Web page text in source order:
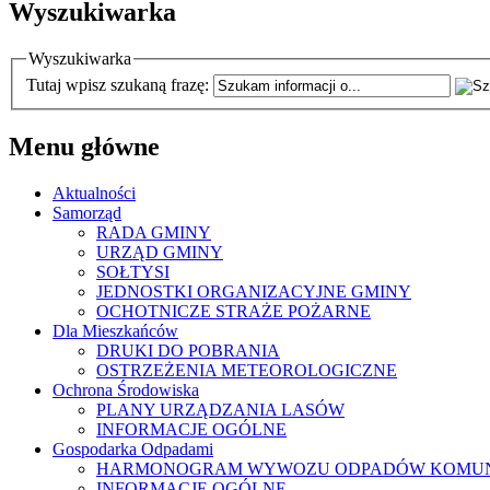
Wyszukiwarka
Wyszukiwarka
Tutaj wpisz szukaną frazę:
Menu główne
Aktualności
Samorząd
RADA GMINY
URZĄD GMINY
SOŁTYSI
JEDNOSTKI ORGANIZACYJNE GMINY
OCHOTNICZE STRAŻE POŻARNE
Dla Mieszkańców
DRUKI DO POBRANIA
OSTRZEŻENIA METEOROLOGICZNE
Ochrona Środowiska
PLANY URZĄDZANIA LASÓW
INFORMACJE OGÓLNE
Gospodarka Odpadami
HARMONOGRAM WYWOZU ODPADÓW